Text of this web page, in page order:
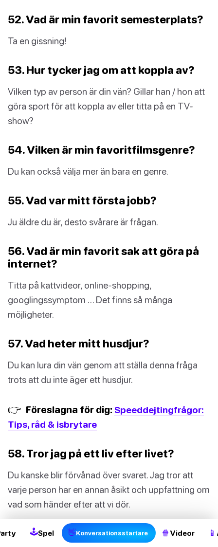
2
52. Vad är min favorit semesterplats?
Ta en gissning!
53. Hur tycker jag om att koppla av?
Vilken typ av person är din vän? Gillar han / hon att
göra sport för att koppla av eller titta på en TV-
show?
54. Vilken är min favoritfilmsgenre?
Du kan också välja mer än bara en genre.
55. Vad var mitt första jobb?
Ju äldre du är, desto svårare är frågan.
56. Vad är min favorit sak att göra på
internet?
Titta på kattvideor, online-shopping,
googlingssymptom … Det finns så många
möjligheter.
57. Vad heter mitt husdjur?
Du kan lura din vän genom att ställa denna fråga
trots att du inte äger ett husdjur.
👉 Föreslagna för dig: Speeddejtingfrågor:
Tips, råd & isbrytare
58. Tror jag på ett liv efter livet?
Du kanske blir förvånad över svaret. Jag tror att
varje person har en annan åsikt och uppfattning om
vad som händer efter att vi dör.
🕹Spel 👋Konversationsstartare 🍿 Videor 📱